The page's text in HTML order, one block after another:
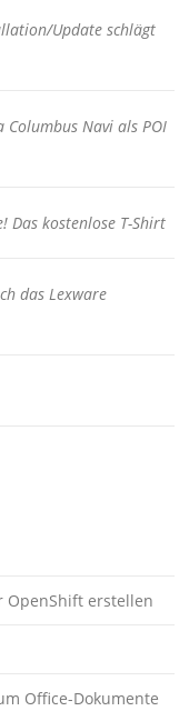
Update schlägt
Columbus Navi als POI
Das kostenlose T-Shirt
das Lexware
OpenShift erstellen
Office-Dokumente